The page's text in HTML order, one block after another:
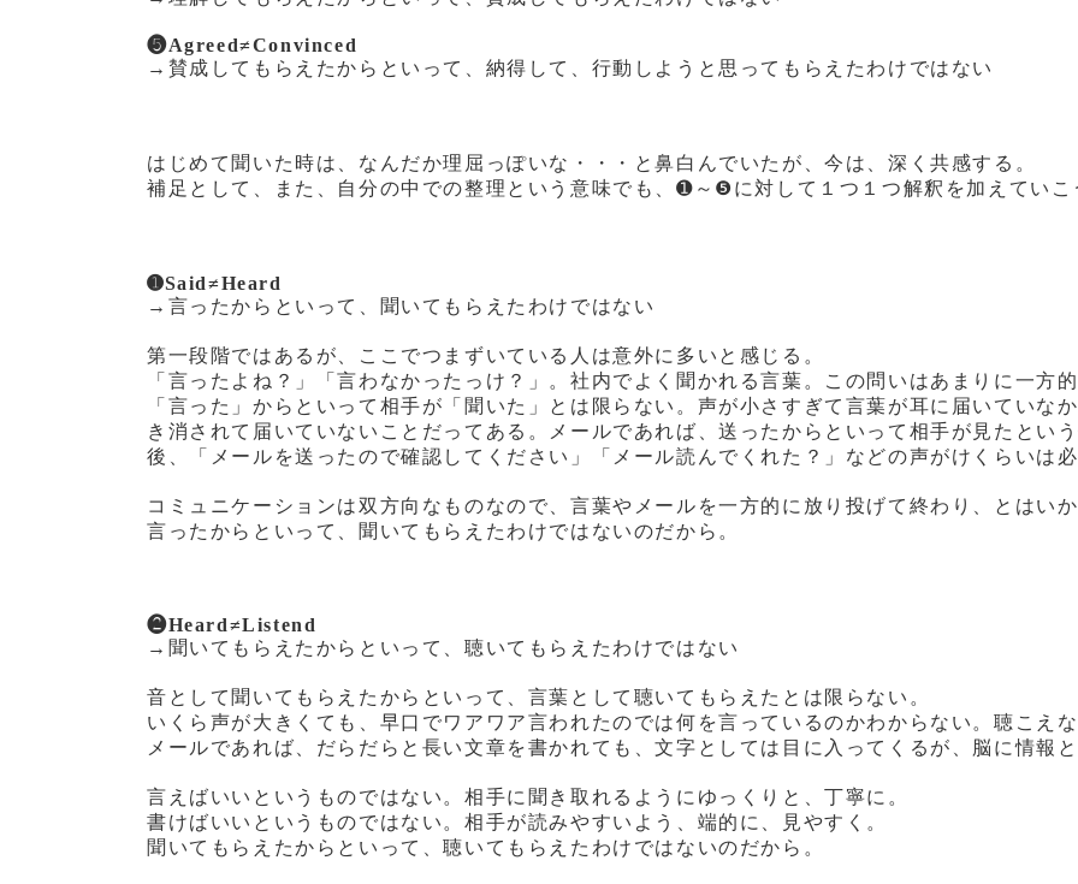
❺Agreed≠Convinced
→賛成してもらえたからといって、納得して、行動しようと思ってもらえたわけではない
はじめて聞いた時は、なんだか理屈っぽいな・・・と鼻白んでいたが、今は、深く共感する。
補足として、また、自分の中での整理という意味でも、➊～❺に対して１つ１つ解釈を加えていこ
➊Said≠Heard
→言ったからといって、聞いてもらえたわけではない
第一段階ではあるが、ここでつまずいている人は意外に多いと感じる。
「言ったよね？」「言わなかったっけ？」。社内でよく聞かれる言葉。この問いはあまりに一方的
「言った」からといって相手が「聞いた」とは限らない。声が小さすぎて言葉が耳に届いていな
き消されて届いていないことだってある。メールであれば、送ったからといって相手が見たとい
後、「メールを送ったので確認してください」「メール読んでくれた？」などの声がけくらいは
コミュニケーションは双方向なものなので、言葉やメールを一方的に放り投げて終わり、とはいか
言ったからといって、聞いてもらえたわけではないのだから。
❷Heard≠Listend
→聞いてもらえたからといって、聴いてもらえたわけではない
音として聞いてもらえたからといって、言葉として聴いてもらえたとは限らない。
いくら声が大きくても、早口でワアワア言われたのでは何を言っているのかわからない。聴こえな
メールであれば、だらだらと長い文章を書かれても、文字としては目に入ってくるが、脳に情報
言えばいいというものではない。相手に聞き取れるようにゆっくりと、丁寧に。
書けばいいというものではない。相手が読みやすいよう、端的に、見やすく。
聞いてもらえたからといって、聴いてもらえたわけではないのだから。